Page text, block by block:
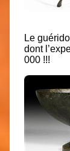
Le
dont
000 !!!